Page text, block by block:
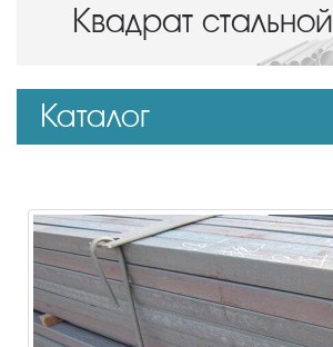
Квадрат стальной
Каталог